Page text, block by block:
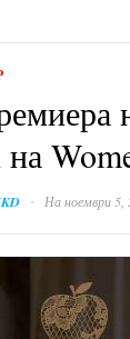
· На ноември 5,